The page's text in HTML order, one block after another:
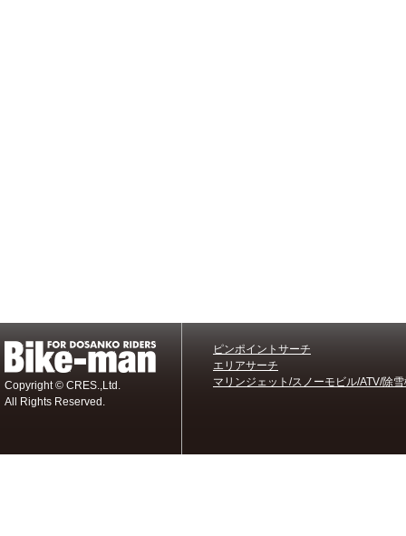
Copyright © CRES.,Ltd.
All Rights Reserved.
ピンポイントサーチ
エリアサーチ
マリンジェット/スノーモビル/ATV/除